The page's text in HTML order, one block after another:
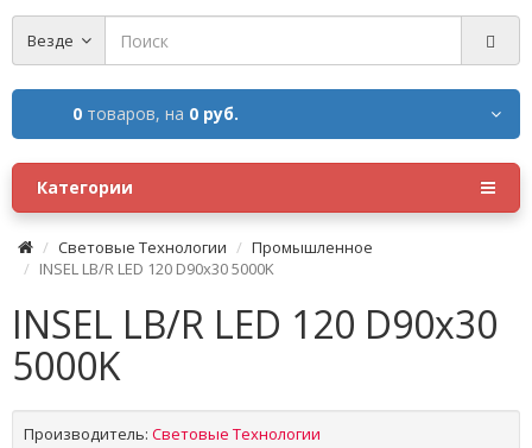
Везде
0 товаров, на 0 руб.
Категории
Световые Технологии
Промышленное
INSEL LB/R LED 120 D90x30 5000K
INSEL LB/R LED 120 D90x30
5000K
Производитель: Световые Технологии